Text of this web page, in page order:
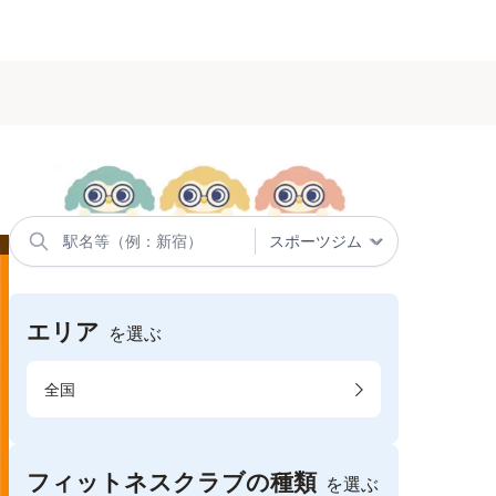
エリア を選ぶ
全国
フィットネスクラブの種類 を選ぶ